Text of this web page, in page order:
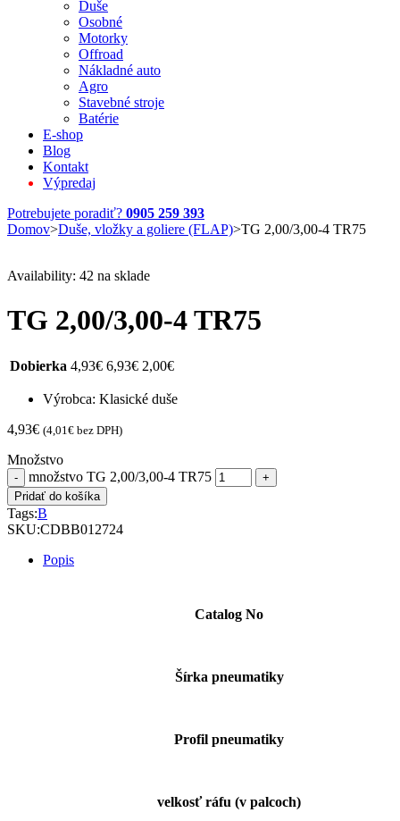
Duše
Osobné
Motorky
Offroad
Nákladné auto
Agro
Stavebné stroje
Batérie
E-shop
Blog
Kontakt
Výpredaj
Potrebujete poradiť? 0905 259 393
Domov>Duše, vložky a goliere (FLAP)>TG 2,00/3,00-4 TR75
Availability: 42 na sklade
TG 2,00/3,00-4 TR75
Dobierka 4,93€ 6,93€ 2,00€
Výrobca: Klasické duše
4,93€ (4,01€ bez DPH)
Množstvo
množstvo TG 2,00/3,00-4 TR75
Pridať do košíka
Tags:B
SKU:CDBB012724
Popis
Catalog No
Šírka pneumatiky
Profil pneumatiky
velkosť ráfu (v palcoch)